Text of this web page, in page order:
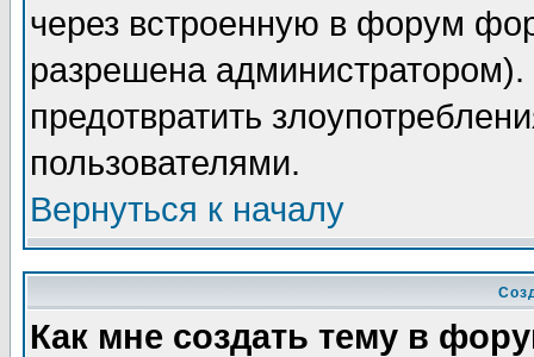
через встроенную в форум
разрешена
предотвратить
пользователями.
Вернуться к началу
Как мне создать тему в